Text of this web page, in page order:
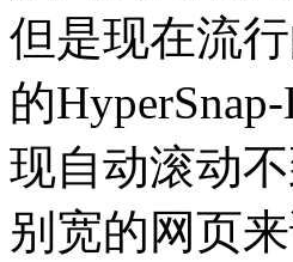
但是现在流
的
现自动滚动
别宽的网页